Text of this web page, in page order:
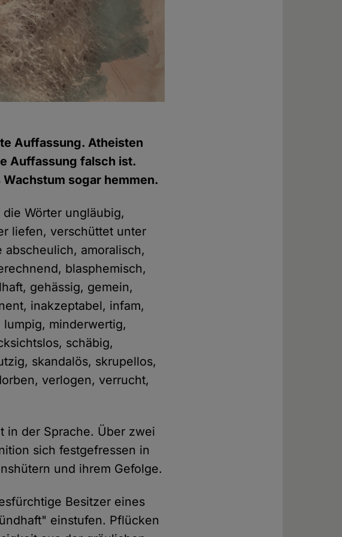
Auffassung. Atheisten
Auffassung falsch ist.
sogar hemmen.
Wörter ungläubig,
liefen, verschüttet unter
amoralisch,
blasphemisch,
gehässig, gemein,
inakzeptabel, infam,
minderwertig,
schäbig,
skandalös, skrupellos,
verlogen, verrucht,
in der Sprache. Über zwei
sich festgefressen in
und ihrem Gefolge.
Besitzer eines
einstufen. Pflücken